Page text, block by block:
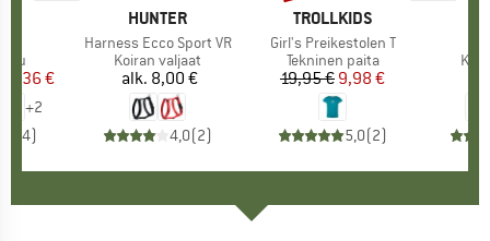
hinta
47,36 €
+2
4)
MERKKI
HUNTER
Tuote
Harness Ecco Sport VR
Tuoteryhmä
Koiran valjaat
Hinta
alk. 8,00 €
4,0(2)
MERKKI
TROLLKIDS
Tuote
Girl's Preikestolen T
Tuoteryhmä
Tekninen paita
Hinta
19,95 €Alennettu hinta
9,98 €
5,0(2)